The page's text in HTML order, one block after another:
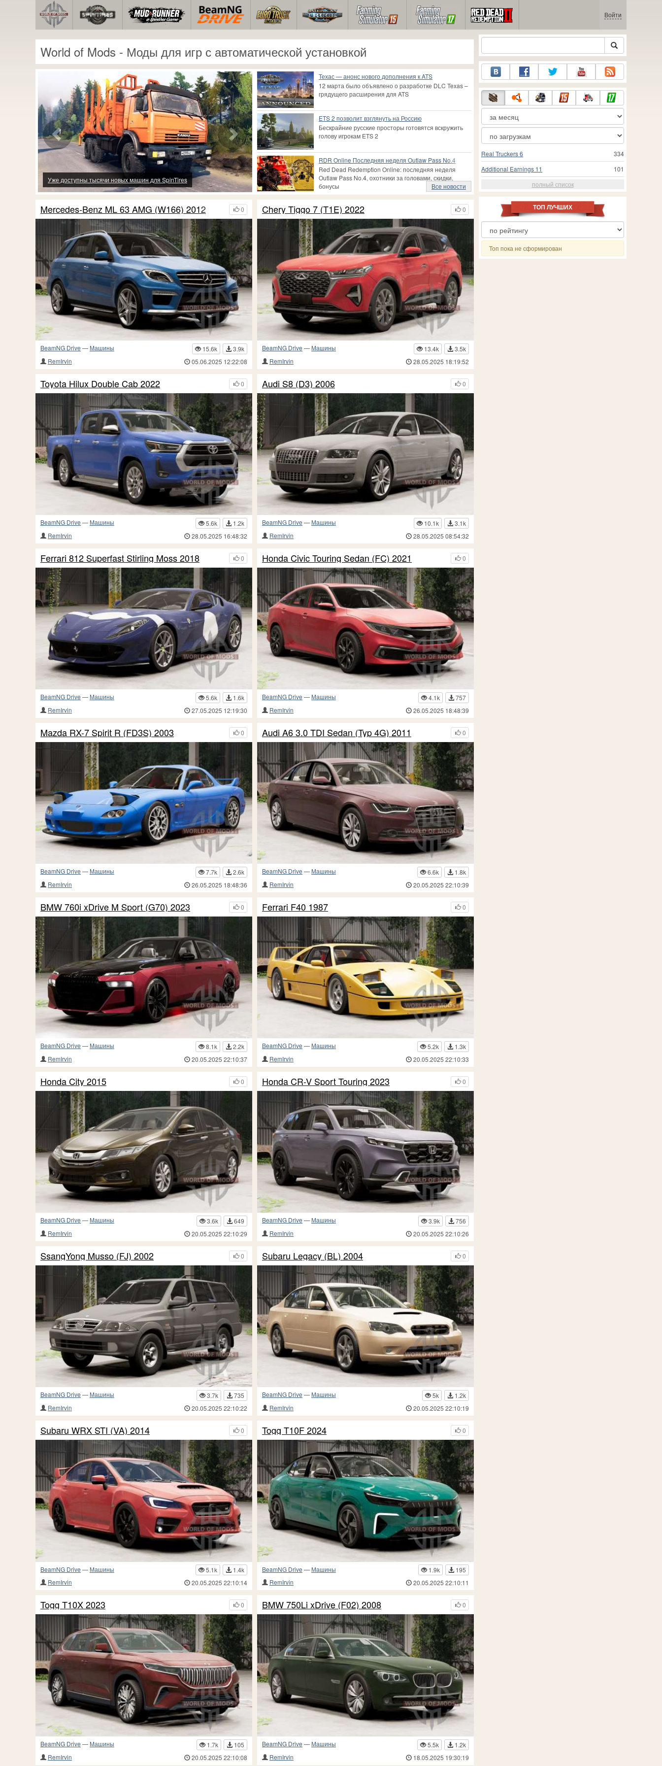
Войти
World of Mods - Моды для игр с автоматической установкой
American Truck Simulator: системные требования
Все новости
Техас — анонс нового дополнения к ATS
12 марта было объявлено о разработке DLC Texas –
грядущего расширения для ATS
ETS 2 позволит взглянуть на Россию
Бескрайние русские просторы готовятся вскружить
голову игрокам ETS 2
RDR Online Последняя неделя Outlaw Pass No.4
Red Dead Redemption Online: последняя неделя
Outlaw Pass No.4, охотники за головами, скидки,
бонусы
0
Mercedes-Benz ML 63 AMG (W166) 2012
BeamNG Drive — Машины 15.6k
3.9k
RemIrvin
05.06.2025 12:22:08
0
Chery Tiggo 7 (T1E) 2022
BeamNG Drive — Машины 13.4k
3.5k
RemIrvin
28.05.2025 18:19:52
0
Toyota Hilux Double Cab 2022
BeamNG Drive — Машины 5.6k
1.2k
RemIrvin
28.05.2025 16:48:32
0
Audi S8 (D3) 2006
BeamNG Drive — Машины 10.1k
3.1k
RemIrvin
28.05.2025 08:54:32
0
Ferrari 812 Superfast Stirling Moss 2018
BeamNG Drive — Машины 5.6k
1.6k
RemIrvin
27.05.2025 12:19:30
0
Honda Civic Touring Sedan (FC) 2021
BeamNG Drive — Машины 4.1k
757
RemIrvin
26.05.2025 18:48:39
0
Mazda RX-7 Spirit R (FD3S) 2003
BeamNG Drive — Машины 7.7k
2.6k
RemIrvin
26.05.2025 18:48:36
0
Audi A6 3.0 TDI Sedan (Typ 4G) 2011
BeamNG Drive — Машины 6.6k
1.8k
RemIrvin
20.05.2025 22:10:39
0
BMW 760i xDrive M Sport (G70) 2023
BeamNG Drive — Машины 8.1k
2.2k
RemIrvin
20.05.2025 22:10:37
0
Ferrari F40 1987
BeamNG Drive — Машины 5.2k
1.3k
RemIrvin
20.05.2025 22:10:33
0
Honda City 2015
BeamNG Drive — Машины 3.6k
649
RemIrvin
20.05.2025 22:10:29
0
Honda CR-V Sport Touring 2023
BeamNG Drive — Машины 3.9k
756
RemIrvin
20.05.2025 22:10:26
0
SsangYong Musso (FJ) 2002
BeamNG Drive — Машины 3.7k
735
RemIrvin
20.05.2025 22:10:22
0
Subaru Legacy (BL) 2004
BeamNG Drive — Машины 5k
1.2k
RemIrvin
20.05.2025 22:10:19
0
Subaru WRX STI (VA) 2014
BeamNG Drive — Машины 5.1k
1.4k
RemIrvin
20.05.2025 22:10:14
0
Togg T10F 2024
BeamNG Drive — Машины 1.9k
195
RemIrvin
20.05.2025 22:10:11
0
Togg T10X 2023
BeamNG Drive — Машины 1.7k
105
RemIrvin
20.05.2025 22:10:08
0
BMW 750Li xDrive (F02) 2008
BeamNG Drive — Машины 5.5k
1.2k
RemIrvin
18.05.2025 19:30:19
334
Real Truckers 6
101
Additional Earnings 11
полный список
ТОП ЛУЧШИХ
Топ пока не сформирован